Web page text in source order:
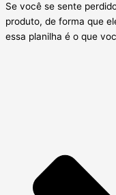
Se você se sente
produto, de forma que
essa planilha é o que